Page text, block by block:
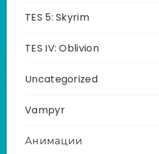
TES 5: Skyrim
TES IV: Oblivion
Uncategorized
Vampyr
Анимации